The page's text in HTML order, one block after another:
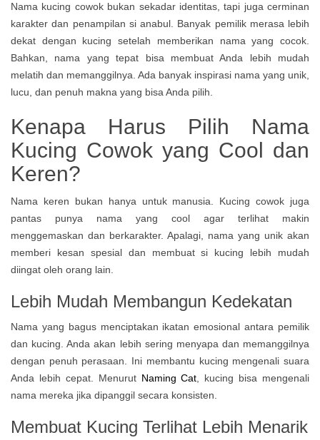
Nama kucing cowok bukan sekadar identitas, tapi juga cerminan
karakter dan penampilan si anabul. Banyak pemilik merasa lebih
dekat dengan kucing setelah memberikan nama yang cocok.
Bahkan, nama yang tepat bisa membuat Anda lebih mudah
melatih dan memanggilnya. Ada banyak inspirasi nama yang unik,
lucu, dan penuh makna yang bisa Anda pilih.
Kenapa Harus Pilih Nama
Kucing Cowok yang Cool dan
Keren?
Nama keren bukan hanya untuk manusia. Kucing cowok juga
pantas punya nama yang cool agar terlihat makin
menggemaskan dan berkarakter. Apalagi, nama yang unik akan
memberi kesan spesial dan membuat si kucing lebih mudah
diingat oleh orang lain.
Lebih Mudah Membangun Kedekatan
Nama yang bagus menciptakan ikatan emosional antara pemilik
dan kucing. Anda akan lebih sering menyapa dan memanggilnya
dengan penuh perasaan. Ini membantu kucing mengenali suara
Anda lebih cepat. Menurut Naming Cat , kucing bisa mengenali
nama mereka jika dipanggil secara konsisten.
Membuat Kucing Terlihat Lebih Menarik